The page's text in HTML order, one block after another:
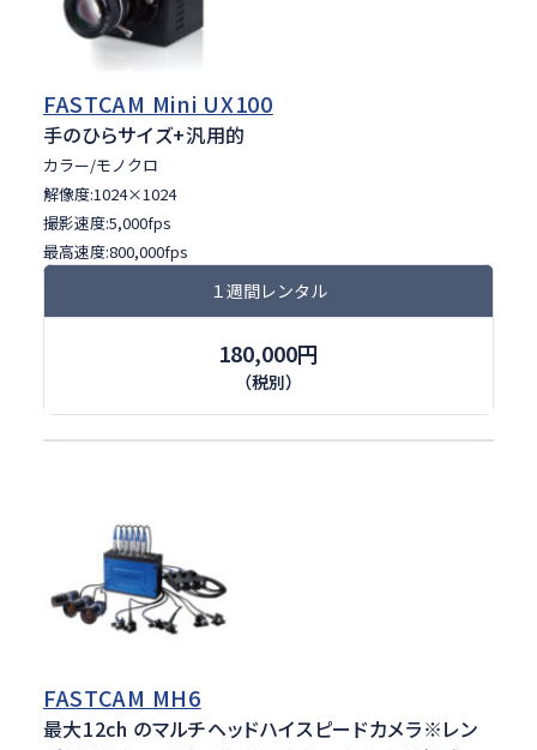
FASTCAM Mini UX100
手のひらサイズ+汎用的
カラー/モノクロ
解像度:1024×1024
撮影速度:5,000fps
最高速度:800,000fps
１週間レンタル
180,000円
（税別）
FASTCAM MH6
最大12ch のマルチヘッドハイスピードカメラ※レン